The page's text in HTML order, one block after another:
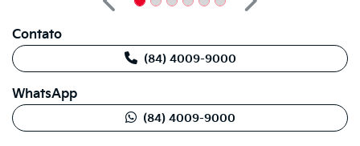
Anterior
Próximo
Contato
(84) 4009-9000
WhatsApp
(84) 4009-9000